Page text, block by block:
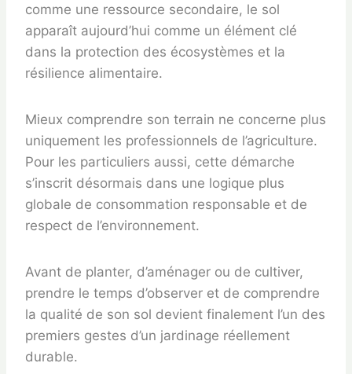
comme une ressource secondaire, le sol
apparaît aujourd’hui comme un élément clé
dans la protection des écosystèmes et la
résilience alimentaire.
Mieux comprendre son terrain ne concerne plus
uniquement les professionnels de l’agriculture.
Pour les particuliers aussi, cette démarche
s’inscrit désormais dans une logique plus
globale de consommation responsable et de
respect de l’environnement.
Avant de planter, d’aménager ou de cultiver,
prendre le temps d’observer et de comprendre
la qualité de son sol devient finalement l’un des
premiers gestes d’un jardinage réellement
durable.